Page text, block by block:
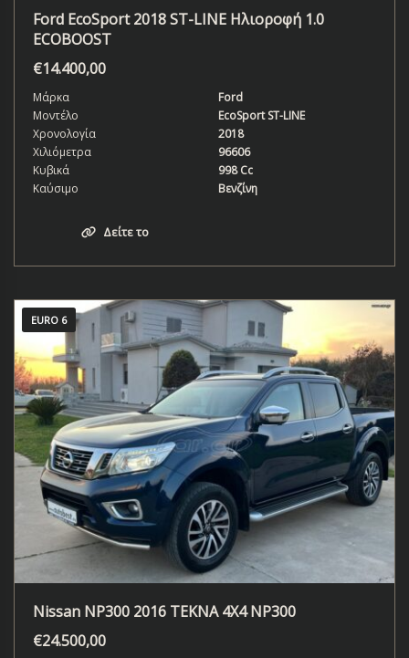
Ford EcoSport 2018 ST-LINE Ηλιοροφή 1.0
ECOBOOST
€14.400,00
Μάρκα
Ford
Μοντέλο
EcoSport ST-LINE
Χρονολογία
2018
Χιλιόμετρα
96606
Κυβικά
998 Cc
Καύσιμο
Βενζίνη
Δείτε το
EURO 6
Nissan NP300 2016 TEKNA 4X4 NP300
€24.500,00